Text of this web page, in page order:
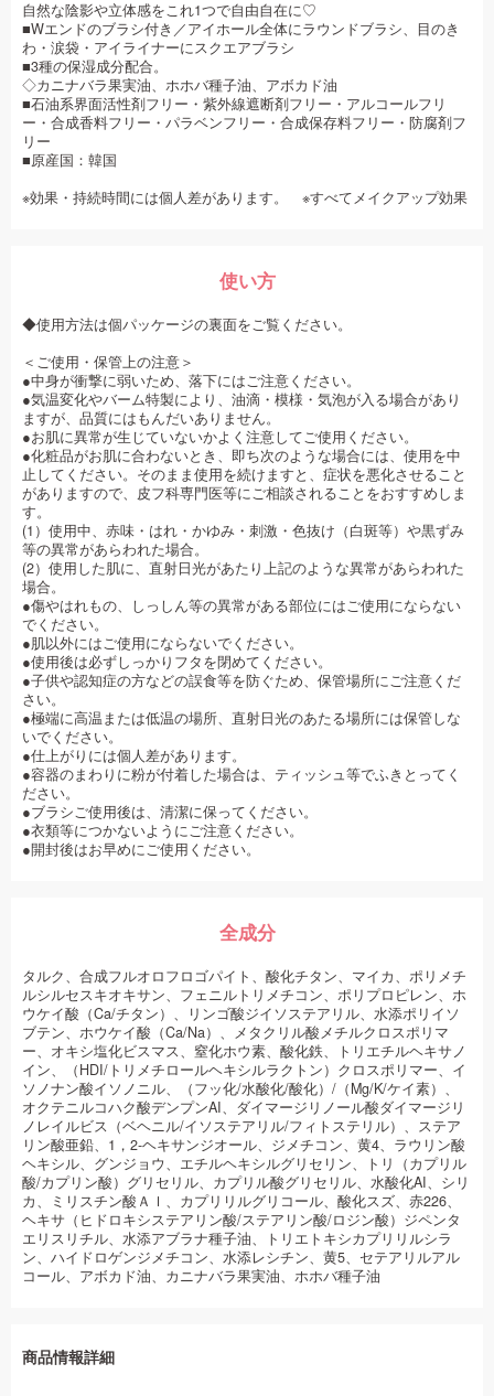
自然な陰影や立体感をこれ1つで自由自在に♡
■Wエンドのブラシ付き／アイホール全体にラウンドブラシ、目のき
わ・涙袋・アイライナーにスクエアブラシ
■3種の保湿成分配合。
◇カニナバラ果実油、ホホバ種子油、アボカド油
■石油系界面活性剤フリー・紫外線遮断剤フリー・アルコールフリ
ー・合成香料フリー・パラベンフリー・合成保存料フリー・防腐剤フ
リー
■原産国：韓国
※効果・持続時間には個人差があります。 ※すべてメイクアップ効果
使い方
◆使用方法は個パッケージの裏面をご覧ください。
＜ご使用・保管上の注意＞
●中身が衝撃に弱いため、落下にはご注意ください。
●気温変化やバーム特製により、油滴・模様・気泡が入る場合があり
ますが、品質にはもんだいありません。
●お肌に異常が生じていないかよく注意してご使用ください。
●化粧品がお肌に合わないとき、即ち次のような場合には、使用を中
止してください。そのまま使用を続けますと、症状を悪化させること
がありますので、皮フ科専門医等にご相談されることをおすすめしま
す。
(1）使用中、赤味・はれ・かゆみ・刺激・色抜け（白斑等）や黒ずみ
等の異常があらわれた場合。
(2）使用した肌に、直射日光があたり上記のような異常があらわれた
場合。
●傷やはれもの、しっしん等の異常がある部位にはご使用にならない
でください。
●肌以外にはご使用にならないでください。
●使用後は必ずしっかりフタを閉めてください。
●子供や認知症の方などの誤食等を防ぐため、保管場所にご注意くだ
さい。
●極端に高温または低温の場所、直射日光のあたる場所には保管しな
いでください。
●仕上がりには個人差があります。
●容器のまわりに粉が付着した場合は、ティッシュ等でふきとってく
ださい。
●ブラシご使用後は、清潔に保ってください。
●衣類等につかないようにご注意ください。
●開封後はお早めにご使用ください。
全成分
タルク、合成フルオロフロゴパイト、酸化チタン、マイカ、ポリメチ
ルシルセスキオキサン、フェニルトリメチコン、ポリプロピレン、ホ
ウケイ酸（Ca/チタン）、リンゴ酸ジイソステアリル、水添ポリイソ
ブテン、ホウケイ酸（Ca/Na）、メタクリル酸メチルクロスポリマ
ー、オキシ塩化ビスマス、窒化ホウ素、酸化鉄、トリエチルヘキサノ
イン、（HDI/トリメチロールヘキシルラクトン）クロスポリマー、イ
ソノナン酸イソノニル、（フッ化/水酸化/酸化）/（Mg/K/ケイ素）、
オクテニルコハク酸デンプンAI、ダイマージリノール酸ダイマージリ
ノレイルビス（ベヘニル/イソステアリル/フィトステリル）、ステア
リン酸亜鉛、1，2-ヘキサンジオール、ジメチコン、黄4、ラウリン酸
ヘキシル、グンジョウ、エチルヘキシルグリセリン、トリ（カプリル
酸/カプリン酸）グリセリル、カプリル酸グリセリル、水酸化AI、シリ
カ、ミリスチン酸Ａｌ、カプリリルグリコール、酸化スズ、赤226、
ヘキサ（ヒドロキシステアリン酸/ステアリン酸/ロジン酸）ジペンタ
エリスリチル、水添アブラナ種子油、トリエトキシカプリリルシラ
ン、ハイドロゲンジメチコン、水添レシチン、黄5、セテアリルアル
コール、アボカド油、カニナバラ果実油、ホホバ種子油
商品情報詳細